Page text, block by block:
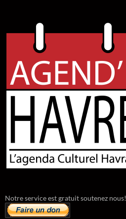
Notre service est gratuit soutenez nous!